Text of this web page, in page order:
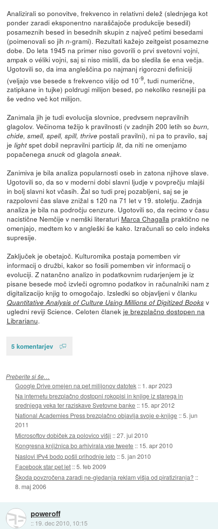
Analizirali so ponovitve, frekvenco in relativni delež (slednjega kot
ponder zaradi eksponentno naraščajoče produkcije besedil)
posameznih besed in besednih skupin z največ petimi besedami
(poimenovali so jih n-grami). Rezultati kažejo zeitgeist posamezne
dobe. Do leta 1945 na primer niso govorili o prvi svetovni vojni,
ampak o véliki vojni, saj si niso mislili, da bo sledila še ena večja.
Ugotovili so, da ima angleščina po najmanj rigorozni definiciji
(veljajo vse besede s frekvenco višjo od 10-9, tudi numerične,
zatipkane in tujke) poldrugi milijon besed, po nekoliko resnejši pa
še vedno več kot milijon.
Zanimala jih je tudi evolucija slovnice, predvsem nepravilnih
glagolov. Večinoma težijo k pravilnosti (v zadnjih 200 letih so burn,
chide, smell, spell, spill, thrivepostali pravilni), ni pa to pravilo, saj
je lightspet dobil nepravilni particip lit, da niti ne omenjamo
popačenega snuckod glagola sneak.
Zanimiva je bila analiza popularnosti oseb in zatona njihove slave.
Ugotovili so, da so v moderni dobi slavni ljudje v povprečju mlajši
in bolj slavni kot včasih. Žal so tudi prej pozabljeni, saj se je
razpolovni čas slave znižal s 120 na 71 let v 19. stoletju. Zadnja
analiza je bila na področju cenzure. Ugotovili so, da recimo v času
nacistične Nemčije v nemški literaturi Marca Chagallapraktično ne
omenjajo, medtem ko v angleški še kako. Izračunali so celo indeks
supresije.
Zaključek je obetajoč. Kulturomika postaja pomemben vir
informacij o družbi, kakor so fosili pomemben vir informacij o
evoluciji. Z natančno analizo in podatkovnim rudarjenjem je iz
pisane besede moč izvleči ogromno podatkov in računalniki nam z
digitalizacijo knjig to omogočajo. Izsledki so objavljeni v članku
Quantitative Analysis of Culture Using Millions of Digitized Booksv
ugledni reviji Science. Celoten članek je brezplačno dostopen na
Librarianu.
5 komentarjev
Preberite si še…
Google Drive omejen na pet milijonov datotek :: 1. apr 2023
Na internetu brezplačno dostopni rokopisi in knjige iz starega in
srednjega veka ter raziskave Svetovne banke :: 15. apr 2012
National Academies Press brezplačno objavlja svoje e-knjige ::5. jun
2011
Microsoftov dobiček za polovico višji ::27. jul 2010
Kongresna knjižnica bo arhivirala vse tweete :: 15. apr 2010
Naslovi IPv4 bodo pošli prihodnje leto ::5. jan 2010
Facebook star pet let ::5. feb 2009
Škoda povzročena zaradi ne-gledanja reklam višja od piratiziranja? ::
8. maj 2006
poweroff
:: 19. dec 2010, 10:15